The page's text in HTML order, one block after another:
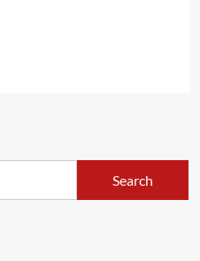
Search